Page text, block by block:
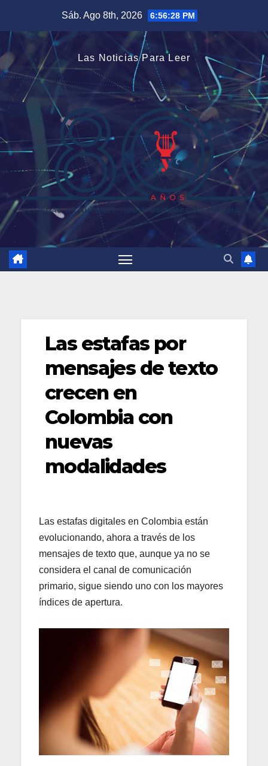
contenido
Sáb. Ago 8th, 2026 6:56:28 PM
Las Noticias Para Leer
Las estafas por
mensajes de texto
crecen en
Colombia con
nuevas
modalidades
Las estafas digitales en Colombia están
evolucionando, ahora a través de los
mensajes de texto que, aunque ya no se
considera el canal de comunicación
primario, sigue siendo uno con los mayores
índices de apertura.